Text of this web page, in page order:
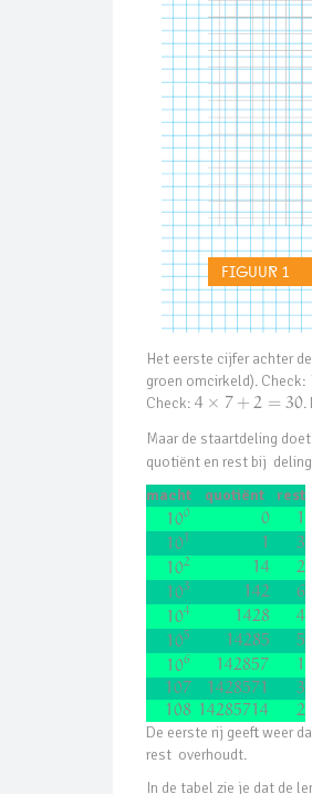
Figuur 1
Het eerste cijfer achter
groen omcirkeld). Check:
Check: 4 × 7 + 2 = 30.
Maar de staartdeling
quotiënt en rest bij
macht
quotiënt rest
100 0
1
101 1
3
102 14
2
103 142
6
104 1428
4
105 14285
5
106 142857
1
107
1428571
3
108 14285714 2
De eerste rij geeft weer
rest overhoudt.
In de tabel zie je dat de